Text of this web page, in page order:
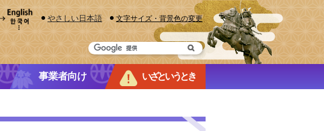
やさしい日本語 文字サイズ・背景色の変更
事業者向け いざというとき